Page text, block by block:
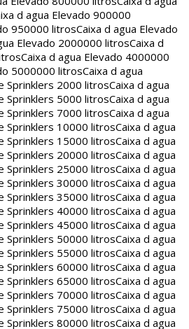
d agua Elevado 900000
950000 litrosCaixa d agua Elevado
Elevado 2000000 litrosCaixa d
Caixa d agua Elevado 4000000
5000000 litrosCaixa d agua
Sprinklers 2000 litrosCaixa d agua
Sprinklers 5000 litrosCaixa d agua
Sprinklers 7000 litrosCaixa d agua
Sprinklers 10000 litrosCaixa d agua
Sprinklers 15000 litrosCaixa d agua
Sprinklers 20000 litrosCaixa d agua
Sprinklers 25000 litrosCaixa d agua
Sprinklers 30000 litrosCaixa d agua
Sprinklers 35000 litrosCaixa d agua
Sprinklers 40000 litrosCaixa d agua
Sprinklers 45000 litrosCaixa d agua
Sprinklers 50000 litrosCaixa d agua
Sprinklers 55000 litrosCaixa d agua
Sprinklers 60000 litrosCaixa d agua
Sprinklers 65000 litrosCaixa d agua
Sprinklers 70000 litrosCaixa d agua
Sprinklers 75000 litrosCaixa d agua
Sprinklers 80000 litrosCaixa d agua